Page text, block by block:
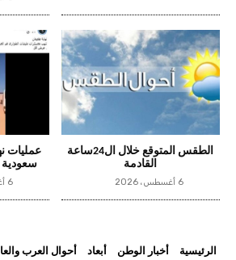
الطقس المتوقع خلال ال24ساعة
القادمة
6 أغسطس، 2026
عمليات
6 أغسطس، 2026